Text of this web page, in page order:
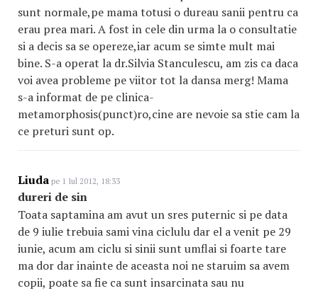
sunt normale,pe mama totusi o dureau sanii pentru ca
erau prea mari. A fost in cele din urma la o consultatie
si a decis sa se opereze,iar acum se simte mult mai
bine. S-a operat la dr.Silvia Stanculescu, am zis ca daca
voi avea probleme pe viitor tot la dansa merg! Mama
s-a informat de pe clinica-
metamorphosis(punct)ro,cine are nevoie sa stie cam la
ce preturi sunt op.
Liuda pe 1 Iul 2012, 18:33
dureri de sin
Toata saptamina am avut un sres puternic si pe data
de 9 iulie trebuia sami vina ciclulu dar el a venit pe 29
iunie, acum am ciclu si sinii sunt umflai si foarte tare
ma dor dar inainte de aceasta noi ne staruim sa avem
copii, poate sa fie ca sunt insarcinata sau nu